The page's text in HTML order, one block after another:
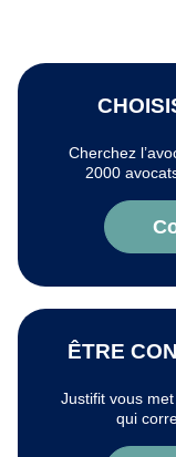
Cherchez
2000
ÊTRE
Justifit vous
qui